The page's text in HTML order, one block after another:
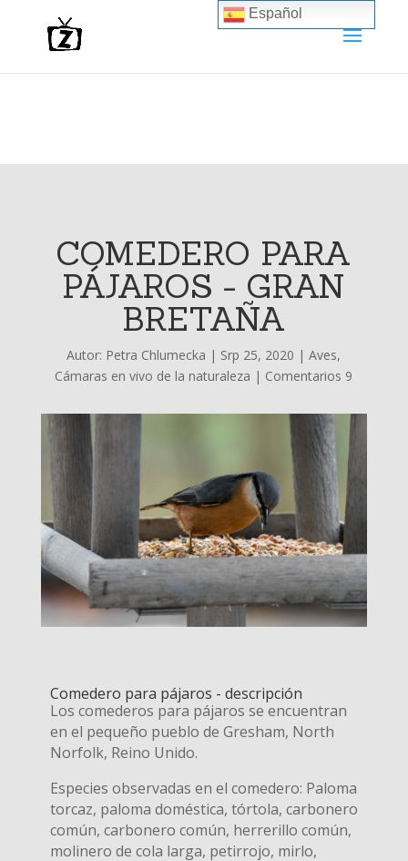
COMEDERO PARA
PÁJAROS - GRAN
BRETAÑA
Autor: Petra Chlumecka | Srp 25, 2020 |Aves,
Cámaras en vivo de la naturaleza | Comentarios 9
Comedero para pájaros - descripción
Los comederos para pájaros se encuentran
en el pequeño pueblo de Gresham, North
Norfolk, Reino Unido.
Especies observadas en el comedero: Paloma
torcaz, paloma doméstica, tórtola, carbonero
común, carbonero común, herrerillo común,
molinero de cola larga, petirrojo, mirlo,
Español